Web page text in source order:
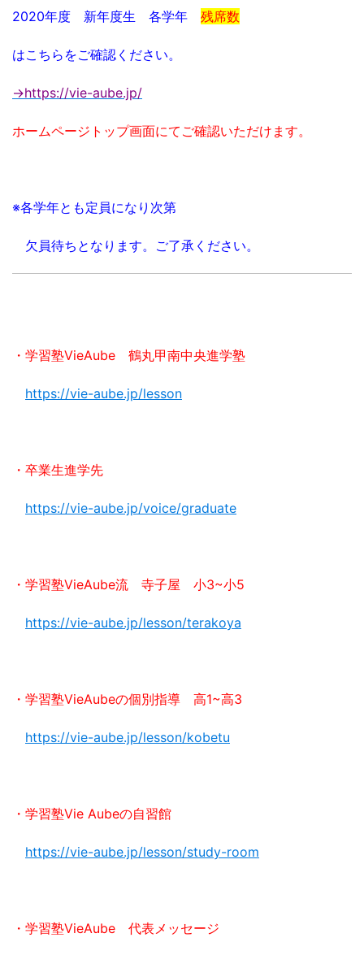
2020年度 新年度生 各学年 残席数
はこちらをご確認ください。
→https://vie-aube.jp/
ホームページトップ画面にてご確認いただけます。
※各学年とも定員になり次第
欠員待ちとなります。ご了承ください。
・学習塾VieAube 鶴丸甲南中央進学塾
https://vie-aube.jp/lesson
・卒業生進学先
https://vie-aube.jp/voice/graduate
・学習塾VieAube流 寺子屋 小3~小5
https://vie-aube.jp/lesson/terakoya
・学習塾VieAubeの個別指導 高1~高3
https://vie-aube.jp/lesson/kobetu
・学習塾Vie Aubeの自習館
https://vie-aube.jp/lesson/study-room
・学習塾VieAube 代表メッセージ